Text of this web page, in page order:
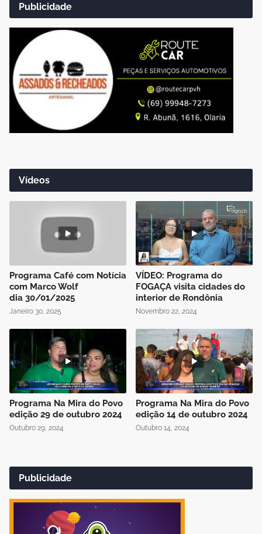
Publicidade
Vídeos
Programa Café com Notícia
com Marco Wolf
dia 30/01/2025
Janeiro 30, 2025
VÍDEO: Programa do
FOGAÇA visita cidades do
interior de Rondônia
Novembro 22, 2024
Programa Na Mira do Povo
edição 29 de outubro 2024
Outubro 29, 2024
Programa Na Mira do Povo
edição 14 de outubro 2024
Outubro 14, 2024
Publicidade